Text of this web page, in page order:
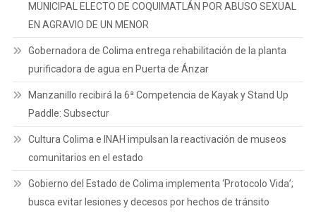
MUNICIPAL ELECTO DE COQUIMATLÁN POR ABUSO SEXUAL
EN AGRAVIO DE UN MENOR
Gobernadora de Colima entrega rehabilitación de la planta
purificadora de agua en Puerta de Ánzar
Manzanillo recibirá la 6ª Competencia de Kayak y Stand Up
Paddle: Subsectur
Cultura Colima e INAH impulsan la reactivación de museos
comunitarios en el estado
Gobierno del Estado de Colima implementa ‘Protocolo Vida’;
busca evitar lesiones y decesos por hechos de tránsito